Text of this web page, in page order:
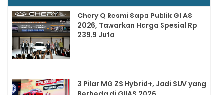
Chery Q Resmi Sapa Publik GIIAS
2026, Tawarkan Harga Spesial Rp
239,9 Juta
3 Pilar MG ZS Hybrid+, Jadi SUV yang